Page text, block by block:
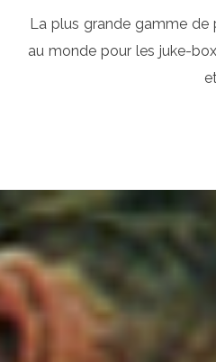
La plus grande gamme de
au monde pour les juke-